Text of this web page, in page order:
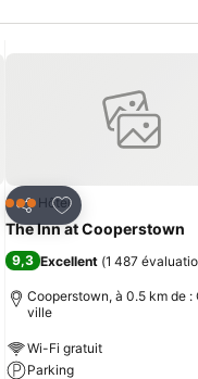
Partager
Ajouter à mes
3 ÉtoilesHôtel
The Inn at Cooperstown
9,3 Excellent (1 487
Cooperstown, à 0.5 km de :
ville
Wi-Fi gratuit
Parking